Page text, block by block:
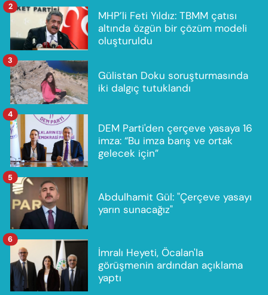
MHP’li Feti Yıldız: TBMM çatısı
altında özgün bir çözüm modeli
oluşturuldu
2
Gülistan Doku soruşturmasında
iki dalgıç tutuklandı
3
DEM Parti'den çerçeve yasaya 16
imza: “Bu imza barış ve ortak
gelecek için”
4
Abdulhamit Gül: "Çerçeve yasayı
yarın sunacağız"
5
İmralı Heyeti, Öcalan'la
görüşmenin ardından açıklama
yaptı
6